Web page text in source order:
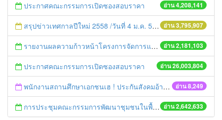
อ่าน 4,208,141
ประกาศคณะกรรมการเปิดซองสอบราคา
อ่าน 3,795,907
สรุปข่าวเทศกาลปีใหม่ 2558 /วันที่ 4 ม.ค. 58
อ่าน 2,181,103
รายงานผลความก้าวหน้าโครงการจัดการแก้ไขปัญหาขยะ สัปดาห์ที่ 9/2558
อ่าน 26,003,804
ประกาศคณะกรรมการเปิดซองสอบราคา
อ่าน 8,249
พนักงานสถานศึกษาเอกชนเฮ ! ประกันสังคมอ้าแขนรับเข้าระบบ
อ่าน 2,642,633
การประชุมคณะกรรมการพัฒนาชุมชนในพื้นที่รอบโรงไฟฟ้า (คพรฟ.) ครั้งที่ 2/2558 กองทุนพัฒนาไฟฟ้าบริษัท โรจนะเพาเวอร์ จำกัด